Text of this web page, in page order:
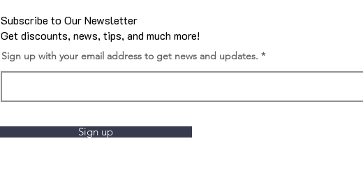
Subscribe to Our Newsletter
Get discounts, news, tips, and much more!
Sign up with your email address to get news and updates.
Sign up